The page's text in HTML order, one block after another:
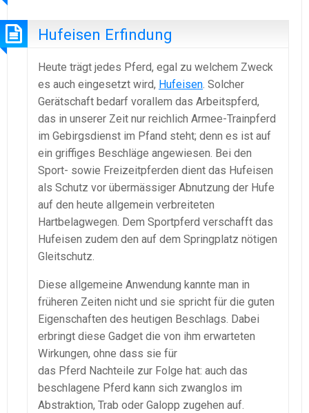
Hufeisen Erfindung
Heute trägt jedes Pferd, egal zu welchem Zweck
es auch eingesetzt wird, Hufeisen. Solcher
Gerätschaft bedarf vorallem das Arbeitspferd,
das in unserer Zeit nur reichlich Armee-Trainpferd
im Gebirgsdienst im Pfand steht; denn es ist auf
ein griffiges Beschläge angewiesen. Bei den
Sport- sowie Freizeitpferden dient das Hufeisen
als Schutz vor übermässiger Abnutzung der Hufe
auf den heute allgemein verbreiteten
Hartbelagwegen. Dem Sportpferd verschafft das
Hufeisen zudem den auf dem Springplatz nötigen
Gleitschutz.
Diese allgemeine Anwendung kannte man in
früheren Zeiten nicht und sie spricht für die guten
Eigenschaften des heutigen Beschlags. Dabei
erbringt diese Gadget die von ihm erwarteten
Wirkungen, ohne dass sie für
das Pferd Nachteile zur Folge hat: auch das
beschlagene Pferd kann sich zwanglos im
Abstraktion, Trab oder Galopp zugehen auf.